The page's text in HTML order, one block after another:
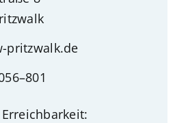
pritzwalk.de